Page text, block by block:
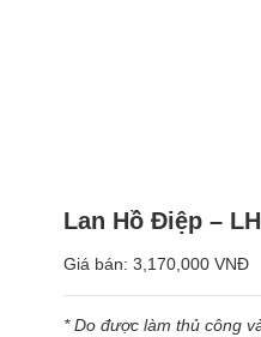
Lan Hồ Điệp –
Giá bán: 3,170,000 VNĐ
* Do được làm thủ công